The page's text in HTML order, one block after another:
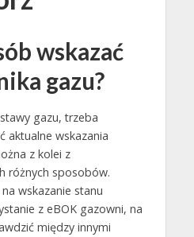
wskazać
gazu?
gazu, trzeba
aktualne wskazania
z kolei z
różnych sposobów.
wskazanie stanu
z eBOK gazowni, na
między innymi